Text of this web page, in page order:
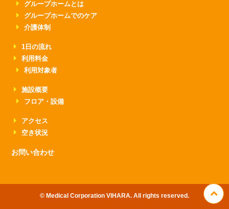
グループホームとは
グループホームでのケア
介護体制
1日の流れ
利用料金
利用対象者
施設概要
フロア・設備
アクセス
空き状況
お問い合わせ
©︎ Medical Corporation VIHARA. All rights reserved.